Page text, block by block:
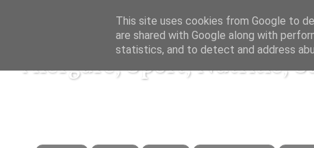
Alergare, Sport, Nutritie,
This site uses cookies from Google to
are shared with Google along with
statistics, and to detect and address